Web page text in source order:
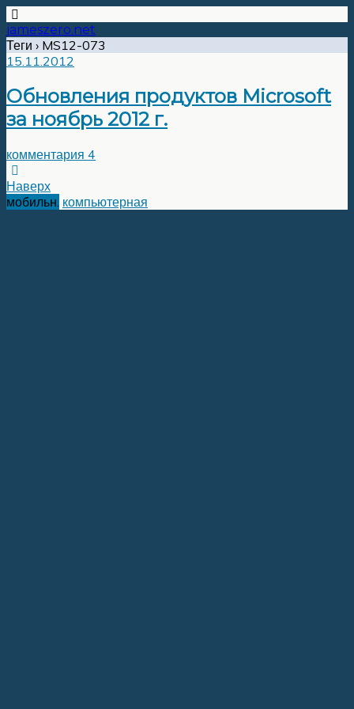
jameszero.net
Теги › MS12-073
15.11.2012
Обновления продуктов Microsoft
за ноябрь 2012 г.
комментария 4
Наверх
мобильн. компьютерная